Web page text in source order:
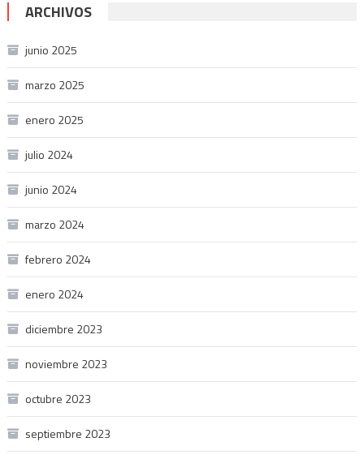
ARCHIVOS
junio 2025
marzo 2025
enero 2025
julio 2024
junio 2024
marzo 2024
febrero 2024
enero 2024
diciembre 2023
noviembre 2023
octubre 2023
septiembre 2023